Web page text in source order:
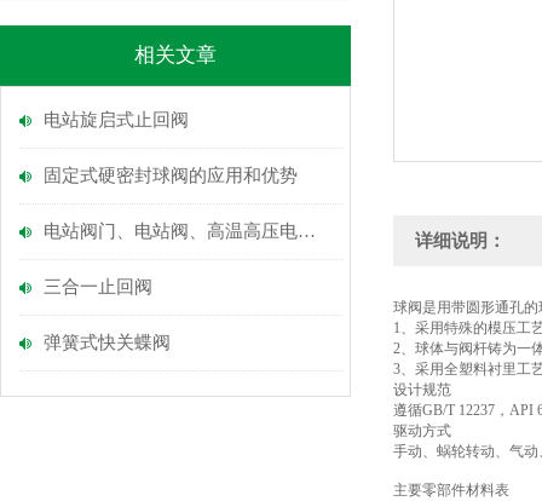
相关文章
电站旋启式止回阀
固定式硬密封球阀的应用和优势
电站阀门、电站阀、高温高压电站阀门
三合一止回阀
弹簧式快关蝶阀
详细说明：
球阀是用带圆形通孔
1、采用特殊的模压工
2、球体与阀杆铸为一
3、采用全塑料衬里工
设计规范
遵循GB/T 12237，API
驱动方式
手动、蜗轮转动、气动
主要零部件材料表